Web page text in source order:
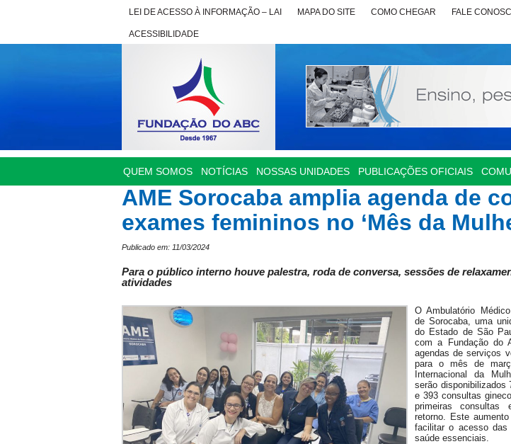
LEI DE ACESSO À INFORMAÇÃO – LAI MAPA DO SITE COMO CHEGAR FALE
ACESSIBILIDADE
QUEM SOMOS NOTÍCIAS NOSSAS UNIDADES PUBLICAÇÕES OFICIAIS
AME Sorocaba amplia agenda de
exames femininos no ‘Mês da
Publicado em: 11/03/2024
Para o público interno houve palestra, roda de conversa, sessões de
atividades
O Ambulatório
de Sorocaba, uma
do Estado de São
com a Fundação do
agendas de serviços
para o mês de
Internacional da
serão disponibilizados
e 393 consultas
primeiras
retorno. Este
facilitar o acesso das
saúde essenciais.